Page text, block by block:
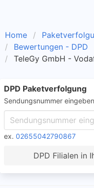
Home
Bewertungen - DPD
TeleGy GmbH -
DPD Paketverfolgung
Sendungsnummer
ex. 02655042790867
DPD Filialen in